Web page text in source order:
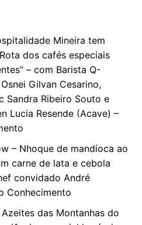
Mineira tem
dos cafés especiais
– com Barista Q-
Gilvan Cesarino,
Sandra Ribeiro Souto e
Lucia Resende (Acave) –
– Nhoque de mandioca ao
carne de lata e cebola
convidado André
Conhecimento
das Montanhas do